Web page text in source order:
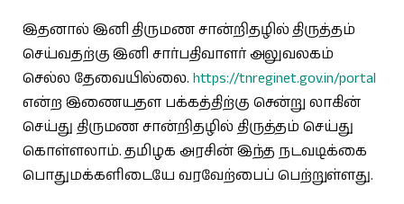
இதனால் இனி திருமண சான்றிதழில் திருத்தம்
செய்வதற்கு இனி சார்பதிவாளர் அலுவலகம்
செல்ல தேவையில்லை.https://tnreginet.gov.in/portal
என்ற இணையதள பக்கத்திற்கு சென்று லாகின்
செய்து திருமண சான்றிதழில் திருத்தம் செய்து
கொள்ளலாம். தமிழக அரசின் இந்த நடவடிக்கை
பொதுமக்களிடையே வரவேற்பைப் பெற்றுள்ளது.